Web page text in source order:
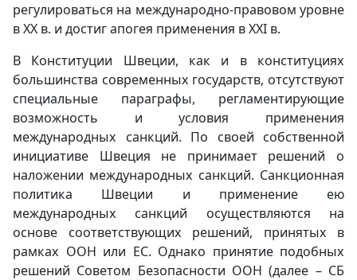
регулироваться на международно-правовом уровне
в XX в. и достиг апогея применения в XXI в.
В Конституции Швеции, как и в конституциях
большинства современных государств, отсутствуют
специальные параграфы, регламентирующие
возможность и условия применения
международных санкций. По своей собственной
инициативе Швеция не принимает решений о
наложении международных санкций. Санкционная
политика Швеции и применение ею
международных санкций осуществляются на
основе соответствующих решений, принятых в
рамках ООН или ЕС. Однако принятие подобных
решений Советом Безопасности ООН (далее – СБ